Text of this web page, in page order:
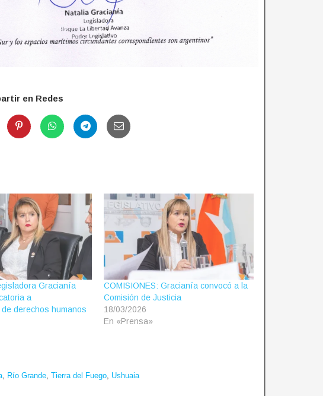
en Redes
Gracianía
a
derechos humanos
COMISIONES: Gracianía convocó a la
Comisión de Justicia
18/03/2026
En «Prensa»
Río Grande Tierra del Fuego Ushuaia